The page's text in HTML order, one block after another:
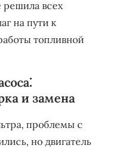
решила всех
на пути к
топливной
и замена
проблемы с
но двигатель